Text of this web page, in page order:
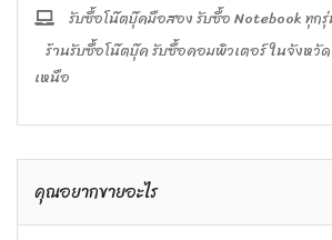
รับซื้อโน๊ตบุ๊คมือสอง รับซื้อ Notebook ทุก
ร้านรับซื้อโน๊ตบุ๊ค รับซื้อคอมพิวเตอร์ ในจังหวั
เหนือ
คุณอยากขายอะไร